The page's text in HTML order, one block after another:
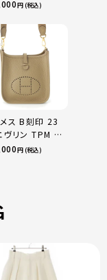
円 (税込)
ス B刻印 23
ヴリン TPM 16
ン トリヨンク
円 (税込)